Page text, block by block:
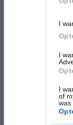
I
I
I
of
was